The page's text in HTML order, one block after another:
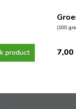
product
(100
7,00